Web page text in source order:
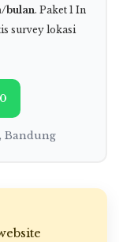
bulan. Paket 1 In
survey lokasi
Bandung